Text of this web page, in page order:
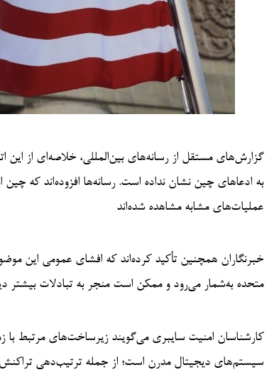
گزارش‌های مستقل از رسانه‌های بین‌المللی، خلاصه‌ای از این
به ادعاهای چین نشان نداده است. رسانه‌ها افزوده‌اند که
عملیات‌های مشابه مشاهده شده‌اند
خبرنگاران همچنین تأکید کرده‌اند که افشای عمومی این
متحده به‌شمار می‌رود و ممکن است منجر به تبادلات بیشتر
کارشناسان امنیت سایبری می‌گویند زیرساخت‌های مرتبط با
سیستم‌های دیجیتال مدرن است؛ از جمله ترتیب‌دهی